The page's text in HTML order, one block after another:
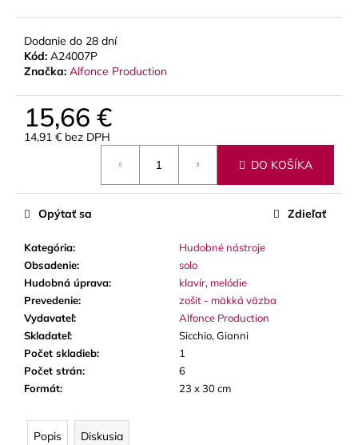
Dodanie do 28 dní
Kód: A24007P
Značka: Alfonce Production
15,66 €
14,91 € bez DPH
DO KOŠÍKA
Kategória:
Hudobné nástroje
Obsadenie:
solo
Hudobná úprava: klavír, melódie
Prevedenie:
zošit - mäkká väzba
Vydavateľ:
Alfonce Production
Skladateľ:
Sicchio, Gianni
Počet skladieb:
1
Počet strán:
6
Formát: 23 x 30 cm
Opýtať sa Zdieľať
Popis Diskusia
r
ú
a
m
NA
PIESTY
9,30